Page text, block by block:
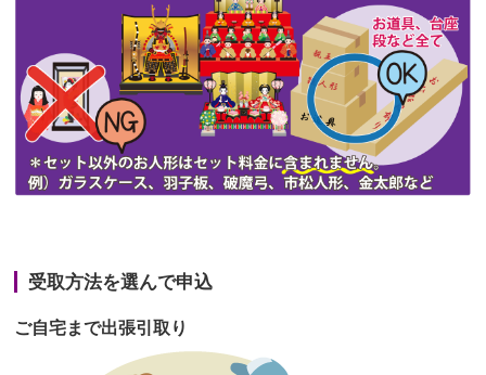
第46回人形供養祭 令和3年9月13日(月)
第45回人形供養祭令和3年7月12日(月)
第44回人形供養祭令和3年6月3日(木)
第43回人形供養祭令和3年4月23日(金)
第39回人形供養祭令和2年10月22日(木)
受取方法を選んで申込
ご自宅まで出張引取り